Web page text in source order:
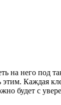
на него под
Каждая
будет с